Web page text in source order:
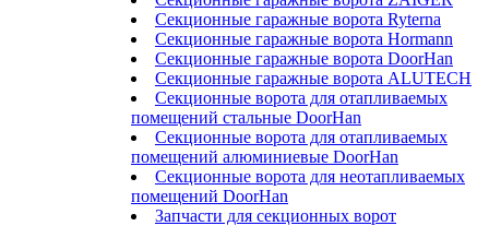
Секционные гаражные ворота Ryterna
Секционные гаражные ворота Hormann
Секционные гаражные ворота DoorHan
Секционные гаражные ворота ALUTECH
Секционные ворота для отапливаемых
помещений стальные DoorHan
Секционные ворота для отапливаемых
помещений алюминиевые DoorHan
Секционные ворота для неотапливаемых
помещений DoorHan
Запчасти для секционных ворот